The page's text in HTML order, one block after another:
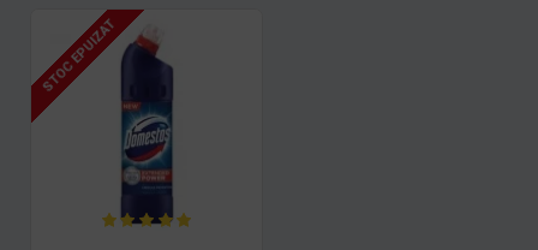
STOC EPUIZAT